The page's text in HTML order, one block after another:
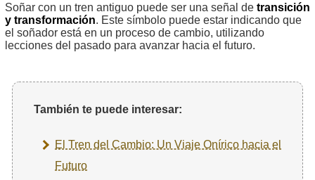
Soñar con un tren antiguo puede ser una señal de transición
y transformación. Este símbolo puede estar indicando que
el soñador está en un proceso de cambio, utilizando
lecciones del pasado para avanzar hacia el futuro.
También te puede interesar:
El Tren del Cambio: Un Viaje Onírico hacia el
Futuro